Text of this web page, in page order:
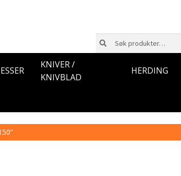
Søk
etter:
Søk
KNIVER /
KNIVBLAD
HERDING